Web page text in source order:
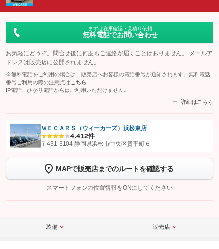
まずは在庫確認・見積り依頼
無料電話でお問い合わせ
お気軽にどうぞ。問合せ後に何度もご連絡が届くことはありません。 メールア
ドレスは販売店に公開されません。
※無料電話をご利用の場合は、販売店へお客様の電話番号が通知されます。無料電話
番号ご利用の際の注意点は こちら
IP電話、ひかり電話からはご利用いただけません。
詳細はこちら
【STEP1】認証画面でグーネットを友だち追加してから「許可する」ボタンを押
トーク画面で
ボタンをタップして問い合わせを
完了してください。
こちら
ＷＥＣＡＲＳ（ウィーカーズ）浜松東店
4.412件
〒431-3104 静岡県浜松市中央区貴平町６
MAPで販売店までのルートを確認する
スマートフォンの位置情報をONにしてください
装備 販売店